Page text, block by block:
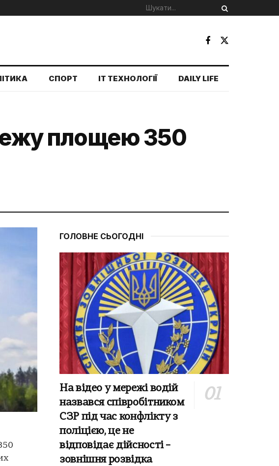
СПОРТ IT ТЕХНОЛОГІЇ DAILY LIFE
площею 350
ГОЛОВНЕ СЬОГОДНІ
На відео у мережі водій
назвався співробітником
СЗР під час конфлікту з
поліцією, це не
відповідає дійсності –
зовнішня розвідка